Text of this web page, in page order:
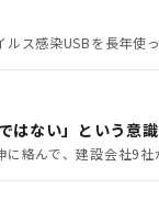
はない」という意識